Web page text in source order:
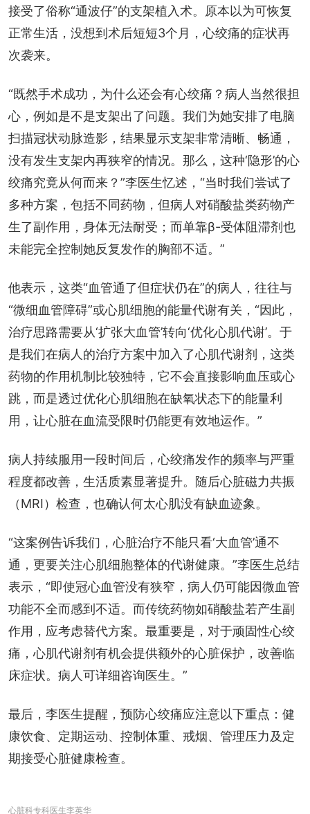
接受了俗称“通波仔”的支架植入术。原本以为可恢复
正常生活，没想到术后短短3个月，心绞痛的症状再
次袭来。
“既然手术成功，为什么还会有心绞痛？病人当然很担
心，例如是不是支架出了问题。我们为她安排了电脑
扫描冠状动脉造影，结果显示支架非常清晰、畅通，
没有发生支架内再狭窄的情况。那么，这种‘隐形’的心
绞痛究竟从何而来？”李医生忆述，“当时我们尝试了
多种方案，包括不同药物，但病人对硝酸盐类药物产
生了副作用，身体无法耐受；而单靠β-受体阻滞剂也
未能完全控制她反复发作的胸部不适。”
他表示，这类“血管通了但症状仍在”的病人，往往与
“微细血管障碍”或心肌细胞的能量代谢有关，“因此，
治疗思路需要从‘扩张大血管’转向‘优化心肌代谢’。于
是我们在病人的治疗方案中加入了心肌代谢剂，这类
药物的作用机制比较独特，它不会直接影响血压或心
跳，而是透过优化心肌细胞在缺氧状态下的能量利
用，让心脏在血流受限时仍能更有效地运作。”
病人持续服用一段时间后，心绞痛发作的频率与严重
程度都改善，生活质素显著提升。随后心脏磁力共振
（MRI）检查，也确认何太心肌没有缺血迹象。
“这案例告诉我们，心脏治疗不能只看‘大血管’通不
通，更要关注心肌细胞整体的代谢健康。”李医生总结
表示，“即使冠心血管没有狭窄，病人仍可能因微血管
功能不全而感到不适。而传统药物如硝酸盐若产生副
作用，应考虑替代方案。最重要是，对于顽固性心绞
痛，心肌代谢剂有机会提供额外的心脏保护，改善临
床症状。病人可详细咨询医生。”
最后，李医生提醒，预防心绞痛应注意以下重点：健
康饮食、定期运动、控制体重、戒烟、管理压力及定
期接受心脏健康检查。
心脏科专科医生李英华